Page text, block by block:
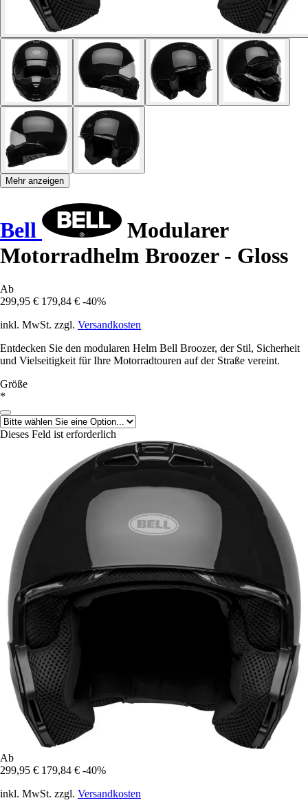
Mehr anzeigen
Bell
Modularer
Motorradhelm Broozer - Gloss
Ab
299,95 € 179,84 € -40%
inkl. MwSt. zzgl. Versandkosten
Entdecken Sie den modularen Helm Bell Broozer, der Stil, Sicherheit
und Vielseitigkeit für Ihre Motorradtouren auf der Straße vereint.
Größe
*
Dieses Feld ist erforderlich
Ab
299,95 € 179,84 € -40%
inkl. MwSt. zzgl. Versandkosten